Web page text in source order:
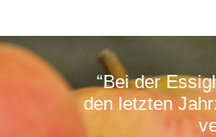
“Bei der
den letzten